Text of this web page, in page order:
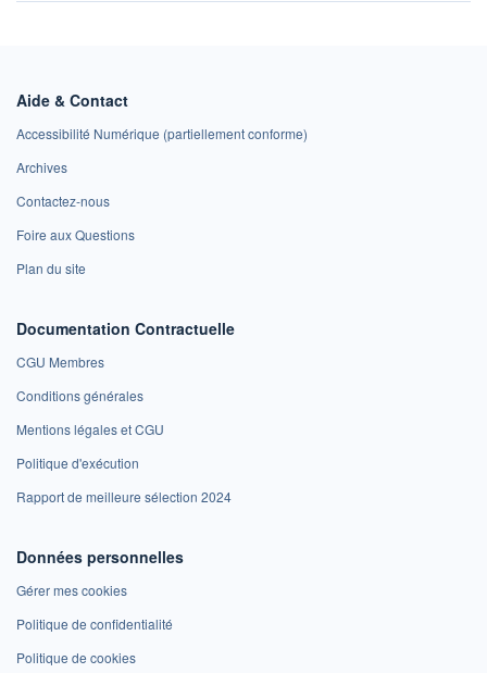
Aide & Contact
Accessibilité Numérique (partiellement conforme)
Archives
Contactez-nous
Foire aux Questions
Plan du site
Documentation Contractuelle
CGU Membres
Conditions générales
Mentions légales et CGU
Politique d'exécution
Rapport de meilleure sélection 2024
Données personnelles
Gérer mes cookies
Politique de confidentialité
Politique de cookies